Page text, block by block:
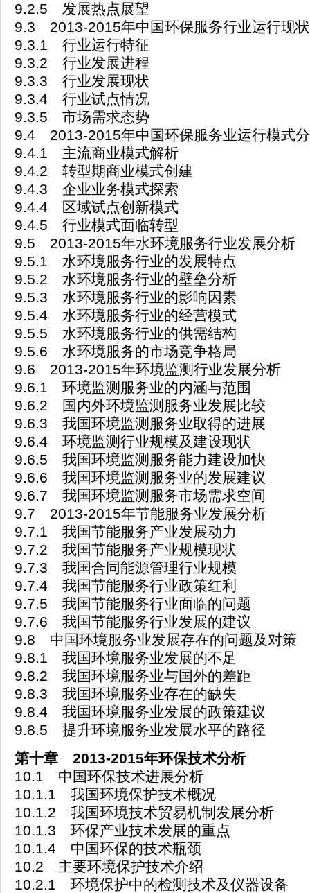
9.2.5 发展热点展望
9.3 2013-2015年中国环保服务行业运行现状
9.3.1 行业运行特征
9.3.2 行业发展进程
9.3.3 行业发展现状
9.3.4 行业试点情况
9.3.5 市场需求态势
9.4 2013-2015年中国环保服务业运行模式
9.4.1 主流商业模式解析
9.4.2 转型期商业模式创建
9.4.3 企业业务模式探索
9.4.4 区域试点创新模式
9.4.5 行业模式面临转型
9.5 2013-2015年水环境服务行业发展分析
9.5.1 水环境服务行业的发展特点
9.5.2 水环境服务行业的壁垒分析
9.5.3 水环境服务行业的影响因素
9.5.4 水环境服务行业的经营模式
9.5.5 水环境服务行业的供需结构
9.5.6 水环境服务的市场竞争格局
9.6 2013-2015年环境监测行业发展分析
9.6.1 环境监测服务业的内涵与范围
9.6.2 国内外环境监测服务业发展比较
9.6.3 我国环境监测服务业取得的进展
9.6.4 环境监测行业规模及建设现状
9.6.5 我国环境监测服务能力建设加快
9.6.6 我国环境监测服务业的发展建议
9.6.7 我国环境监测服务市场需求空间
9.7 2013-2015年节能服务业发展分析
9.7.1 我国节能服务产业发展动力
9.7.2 我国节能服务产业规模现状
9.7.3 我国合同能源管理行业规模
9.7.4 我国节能服务行业政策红利
9.7.5 我国节能服务行业面临的问题
9.7.6 我国节能服务行业发展的建议
9.8 中国环境服务业发展存在的问题及对策
9.8.1 我国环境服务业发展的不足
9.8.2 我国环境服务业与国外的差距
9.8.3 我国环境服务业存在的缺失
9.8.4 我国环境服务业发展的政策建议
9.8.5 提升环境服务业发展水平的路径
第十章 2013-2015年环保技术分析
10.1 中国环保技术进展分析
10.1.1 我国环境保护技术概况
10.1.2 我国环境技术贸易机制发展分析
10.1.3 环保产业技术发展的重点
10.1.4 中国环保的技术瓶颈
10.2 主要环境保护技术介绍
10.2.1 环境保护中的检测技术及仪器设备